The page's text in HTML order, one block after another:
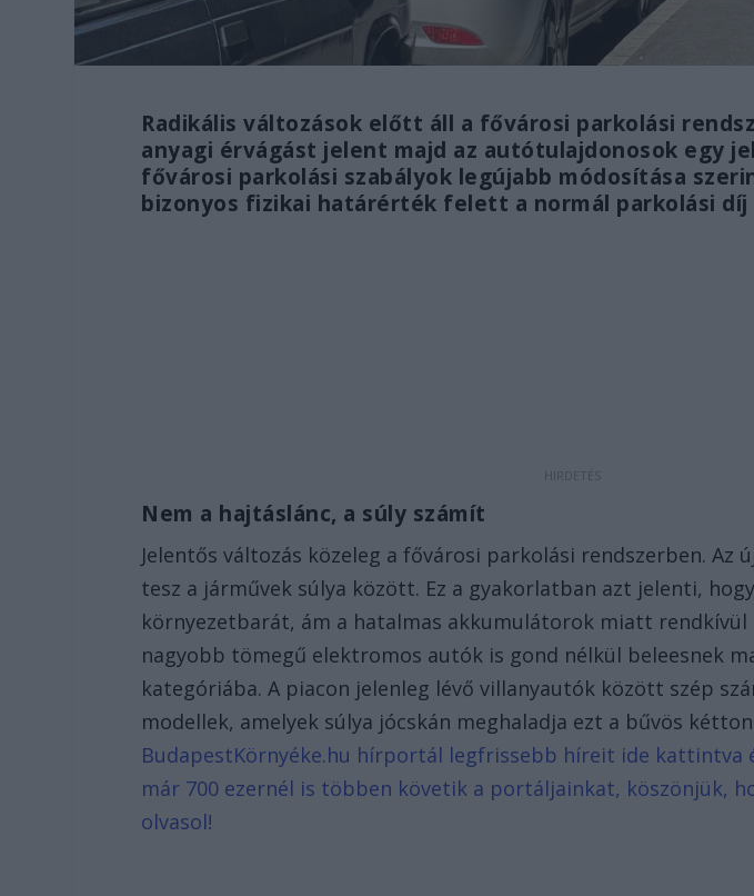
Radikális változások előtt áll a fővárosi parkolási
anyagi érvágást jelent majd az autótulajdonosok egy
fővárosi parkolási szabályok legújabb módosítása
bizonyos fizikai határérték felett a normál parkolási
Nem a hajtáslánc, a súly számít
Jelentős változás közeleg a fővárosi parkolási rendszerben. Az
tesz a járművek súlya között. Ez a gyakorlatban azt jelenti,
környezetbarát, ám a hatalmas akkumulátorok miatt rendkívül
nagyobb tömegű elektromos autók is gond nélkül beleesnek
kategóriába. A piacon jelenleg lévő villanyautók között szép
modellek, amelyek súlya jócskán meghaladja ezt a bűvös
BudapestKörnyéke.hu hírportál legfrissebb híreit ide kattintva
már 700 ezernél is többen követik a portáljainkat, köszönjük,
olvasol!